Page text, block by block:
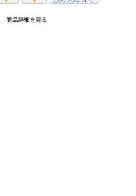
商品詳細を見る